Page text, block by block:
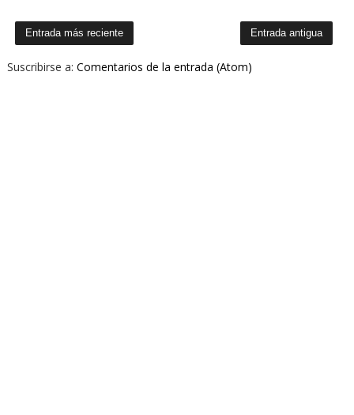
Entrada más reciente Entrada antigua
Suscribirse a: Comentarios de la entrada (Atom)